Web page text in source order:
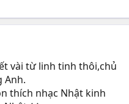
vài từ linh tinh thôi,chủ
Anh.
thích nhạc Nhật kinh